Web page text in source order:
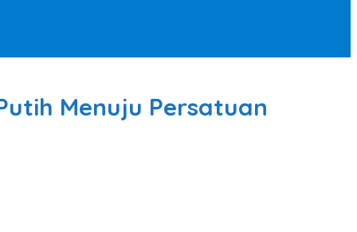
Menuju Persatuan